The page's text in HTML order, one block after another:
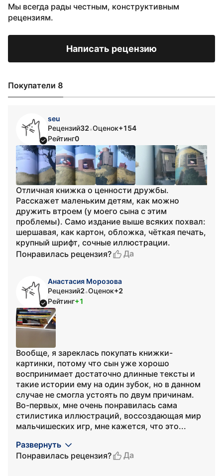
Мы всегда рады честным, конструктивным
рецензиям.
Написать рецензию
Покупатели 8
seu
Рецензий32•Оценок+154
Рейтинг0
Отличная книжка о ценности дружбы.
Расскажет маленьким детям, как можно
дружить втроем (у моего сына с этим
проблемы). Само издание выше всяких похвал:
шершавая, как картон, обложка, чёткая печать,
крупный шрифт, сочные иллюстрации.
Понравилась рецензия?
Да
Анастасия Морозова
Рецензий2•Оценок+2
Рейтинг+1
Вообще, я зареклась покупать книжки-
картинки, потому что сын уже хорошо
воспринимает достаточно длинные тексты и
такие истории ему на один зубок, но в данном
случае не смогла устоять по двум причинам.
Во-первых, мне очень понравилась сама
стилистика иллюстраций, воссоздающая мир
мальчишеских игр, мне кажется, что это...
Развернуть
Понравилась рецензия?
Да